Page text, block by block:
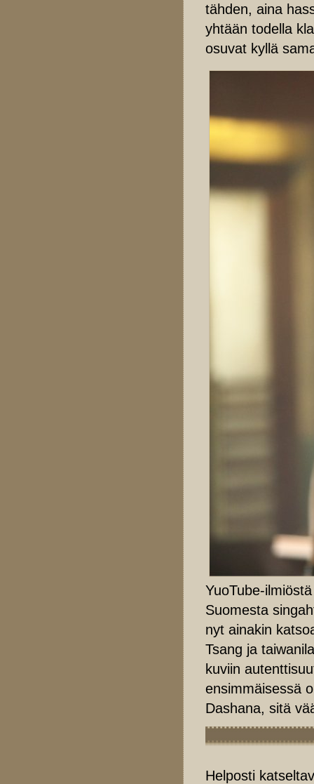
tähden, aina
yhtään todella
osuvat kyllä
YuoTube-
Suomesta
nyt ainakin
Tsang ja
kuviin
ensimmäisessä
Dashana, sitä
Helposti